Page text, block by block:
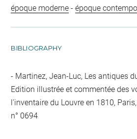
époque moderne -époque
BIBLIOGRAPHY
Martinez, Jean-Luc, Les antiques
Edition illustrée et commentée des
l'inventaire du Louvre en 1810,
n° 0694